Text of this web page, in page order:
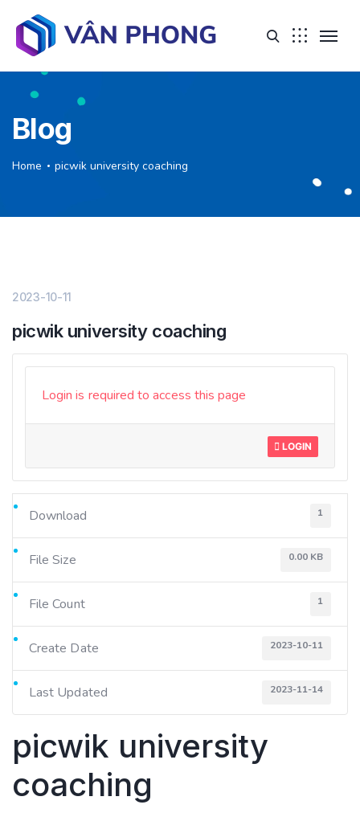
Blog
Home picwik university coaching
2023-10-11
picwik university coaching
Login is required to access this page
LOGIN
Download 1
File Size 0.00 KB
File Count 1
Create Date 2023-10-11
Last Updated 2023-11-14
picwik university
coaching